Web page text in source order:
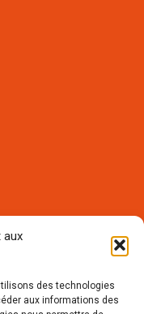
aux
des technologies
aux informations des
et
: